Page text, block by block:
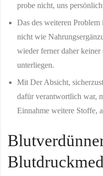
probe nicht, uns
Das des weiteren
nicht wie
wieder ferner daher
unterliegen.
Mit Der Absicht,
dafür verantwortlich war,
Einnahme weitere Stoffe,